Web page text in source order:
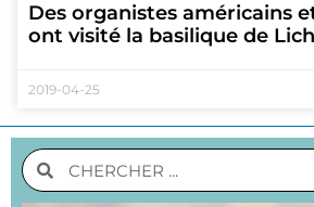
Des organistes américains
ont visité la basilique de
2019-04-25